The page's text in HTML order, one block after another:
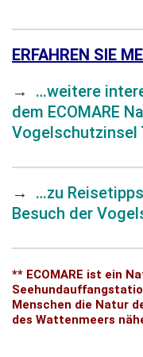
ERFAHREN SIE
→ …weitere
dem ECOMARE
Vogelschutzinsel
→ …zu
Besuch der
** ECOMARE ist ein
Menschen die Natur
des Wattenmeers